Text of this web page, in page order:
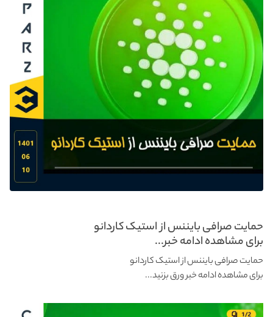
حمایت صرافی بایننس از استیک کاردانو
برای مشاهده ادامه خبر...
حمایت صرافی بایننس از استیک کاردانو
برای مشاهده ادامه خبر ورق بزنید...